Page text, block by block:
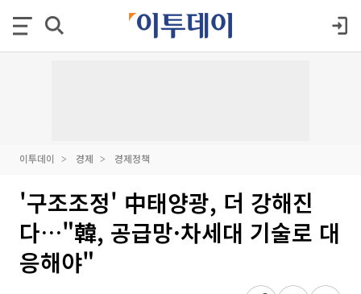
이투데이 경제 경제정책
'구조조정' 中태양광, 더 강해진
다…"韓, 공급망·차세대 기술로 대
응해야"